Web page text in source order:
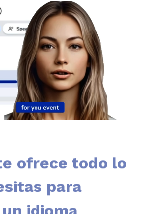
ofrece todo lo
para
idioma